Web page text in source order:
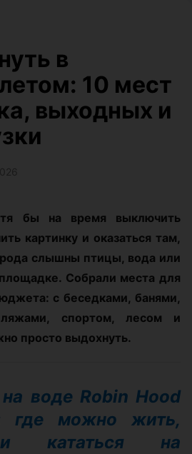
в
10 мест
выходных и
бы на время выключить
картинку и оказаться там,
слышны птицы, вода или
Собрали места для
с беседками, банями,
спортом, лесом и
просто выдохнуть.
воде Robin Hood
где можно жить,
кататься на